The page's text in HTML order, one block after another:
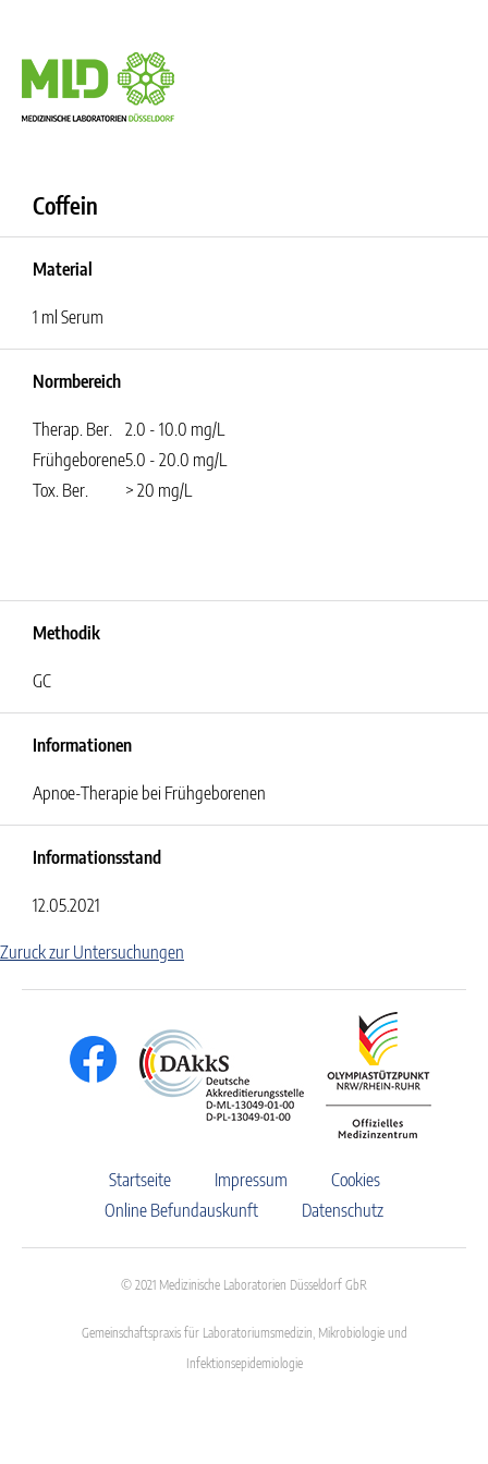
Coffein
Material
1 ml Serum
Normbereich
Therap. Ber. 2.0 - 10.0 mg/L
Frühgeborene5.0 - 20.0 mg/L
Tox. Ber.
> 20 mg/L
Methodik
GC
Informationen
Apnoe-Therapie bei Frühgeborenen
Informationsstand
12.05.2021
Zuruck zur Untersuchungen
Startseite Impressum
Cookies
Online Befundauskunft
Datenschutz
© 2021 Medizinische Laboratorien Düsseldorf GbR
Gemeinschaftspraxis für Laboratoriumsmedizin, Mikrobiologie und
Infektionsepidemiologie